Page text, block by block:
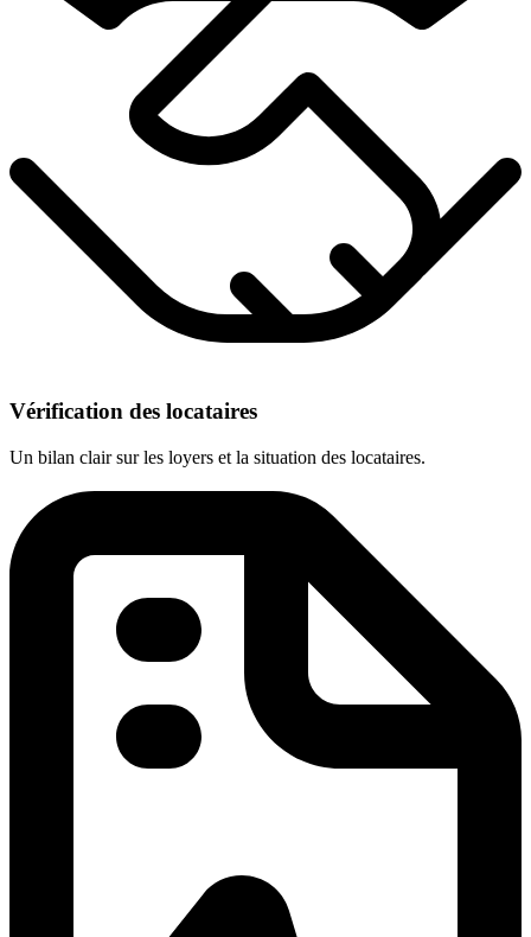
Vérification des locataires
Un bilan clair sur les loyers et la situation des locataires.